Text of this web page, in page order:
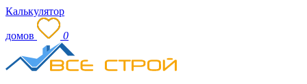
Калькулятор
домов 0